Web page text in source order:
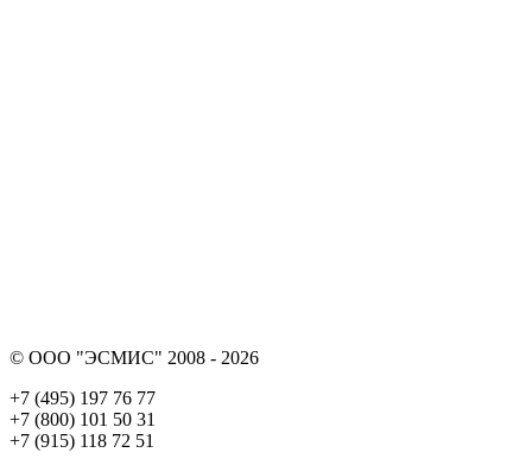
© ООО "ЭСМИС" 2008 - 2026
+7 (495) 197 76 77
+7 (800) 101 50 31
+7 (915) 118 72 51